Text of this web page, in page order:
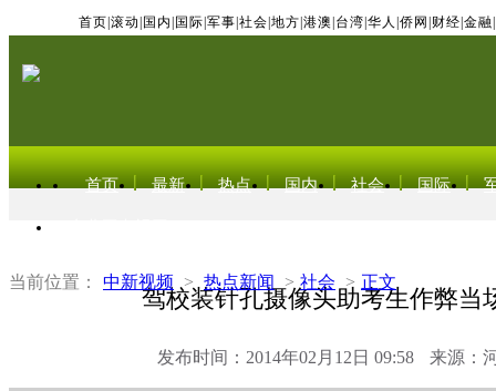
首页 滚动 国内 国际 军事 社会 地方 港澳 台湾 华人 侨网 财经 金融
首页 最新 热点 国内 社会 国际
当前位置： 中新视频 > 热点新闻 > 社会 > 正文
驾校装针孔摄像头助考生作弊当
发布时间：2014年02月12日 09:58 来源：